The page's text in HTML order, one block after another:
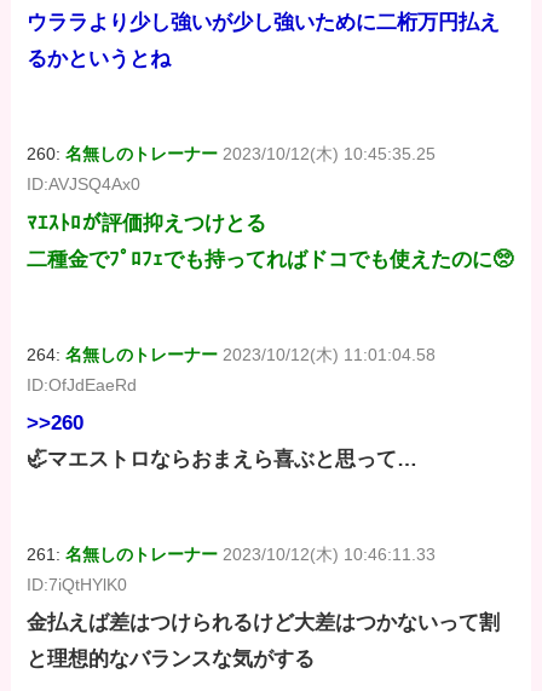
ウララより少し強いが少し強いために二桁万円払え
るかというとね
260:名無しのトレーナー 2023/10/12(木) 10:45:35.25
ID:AVJSQ4Ax0
ﾏｴｽﾄﾛが評価抑えつけとる
二種金でﾌﾟﾛﾌｪでも持ってればドコでも使えたのに🥺
264:名無しのトレーナー 2023/10/12(木) 11:01:04.58
ID:OfJdEaeRd
>>260
🦏マエストロならおまえら喜ぶと思って…
261:名無しのトレーナー 2023/10/12(木) 10:46:11.33
ID:7iQtHYlK0
金払えば差はつけられるけど大差はつかないって割
と理想的なバランスな気がする